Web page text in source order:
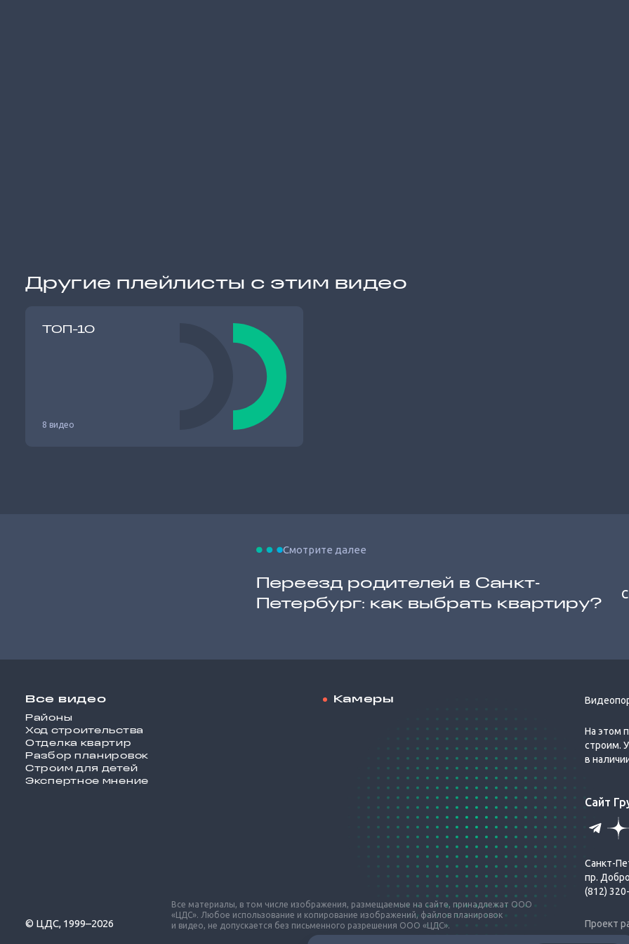
Другие плейлисты с этим видео
ТОП-10
8 видео
Смотрите далее
Переезд родителей в Санкт‐
Петербург: как выбрать квартиру?
Все видео
Районы
Ход строительства
Отделка квартир
Разбор планировок
Строим для детей
Экспертное мнение
Камеры
На этом
строим.
в
© ЦДС, 1999–2026
Все материалы, в том числе изображения, размещаемые на сайте, принадлежат ООО
«ЦДС». Любое использование и копирование изображений, файлов планировок
и видео, не допускается без письменного разрешения ООО «ЦДС».
Сайт
Санкт-
пр.
(812)
Проект